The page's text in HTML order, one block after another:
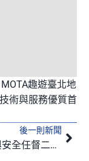
趣遊臺北地
術與服務優質首
後一則新聞
打通效率與安全任督二脈 資拓宏宇實現醫療管理新里程碑
下